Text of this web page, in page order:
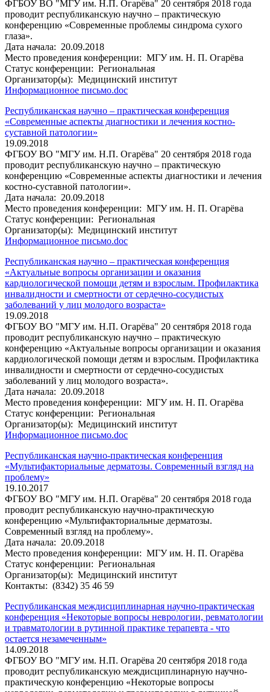
ФГБОУ ВО "МГУ им. Н.П. Огарёва" 20 сентября 2018 года
проводит республиканскую научно – практическую
конференцию «Современные проблемы синдрома сухого
глаза».
Дата начала: 20.09.2018
Место проведения конференции: МГУ им. Н. П. Огарёва
Статус конференции: Региональная
Организатор(ы): Медицинский институт
Информационное письмо.doc
Республиканская научно – практическая конференция
«Современные аспекты диагностики и лечения костно-
суставной патологии»
19.09.2018
ФГБОУ ВО "МГУ им. Н.П. Огарёва" 20 сентября 2018 года
проводит республиканскую научно – практическую
конференцию «Современные аспекты диагностики и лечения
костно-суставной патологии».
Дата начала: 20.09.2018
Место проведения конференции: МГУ им. Н. П. Огарёва
Статус конференции: Региональная
Организатор(ы): Медицинский институт
Информационное письмо.doc
Республиканская научно – практическая конференция
«Актуальные вопросы организации и оказания
кардиологической помощи детям и взрослым. Профилактика
инвалидности и смертности от сердечно-сосудистых
заболеваний у лиц молодого возраста»
19.09.2018
ФГБОУ ВО "МГУ им. Н.П. Огарёва" 20 сентября 2018 года
проводит республиканскую научно – практическую
конференцию «Актуальные вопросы организации и оказания
кардиологической помощи детям и взрослым. Профилактика
инвалидности и смертности от сердечно-сосудистых
заболеваний у лиц молодого возраста».
Дата начала: 20.09.2018
Место проведения конференции: МГУ им. Н. П. Огарёва
Статус конференции: Региональная
Организатор(ы): Медицинский институт
Информационное письмо.doc
Республиканская научно-практическая конференция
«Мультифакториальные дерматозы. Современный взгляд на
проблему»
19.10.2017
ФГБОУ ВО "МГУ им. Н.П. Огарёва" 20 сентября 2018 года
проводит республиканскую научно-практическую
конференцию «Мультифакториальные дерматозы.
Современный взгляд на проблему».
Дата начала: 20.09.2018
Место проведения конференции: МГУ им. Н. П. Огарёва
Статус конференции: Региональная
Организатор(ы): Медицинский институт
Контакты: (8342) 35 46 59
Республиканская междисциплинарная научно-практическая
конференция «Некоторые вопросы неврологии, ревматологии
и травматологии в рутинной практике терапевта - что
остается незамеченным»
14.09.2018
ФГБОУ ВО "МГУ им. Н.П. Огарёва 20 сентября 2018 года
проводит республиканскую междисциплинарную научно-
практическую конференцию «Некоторые вопросы